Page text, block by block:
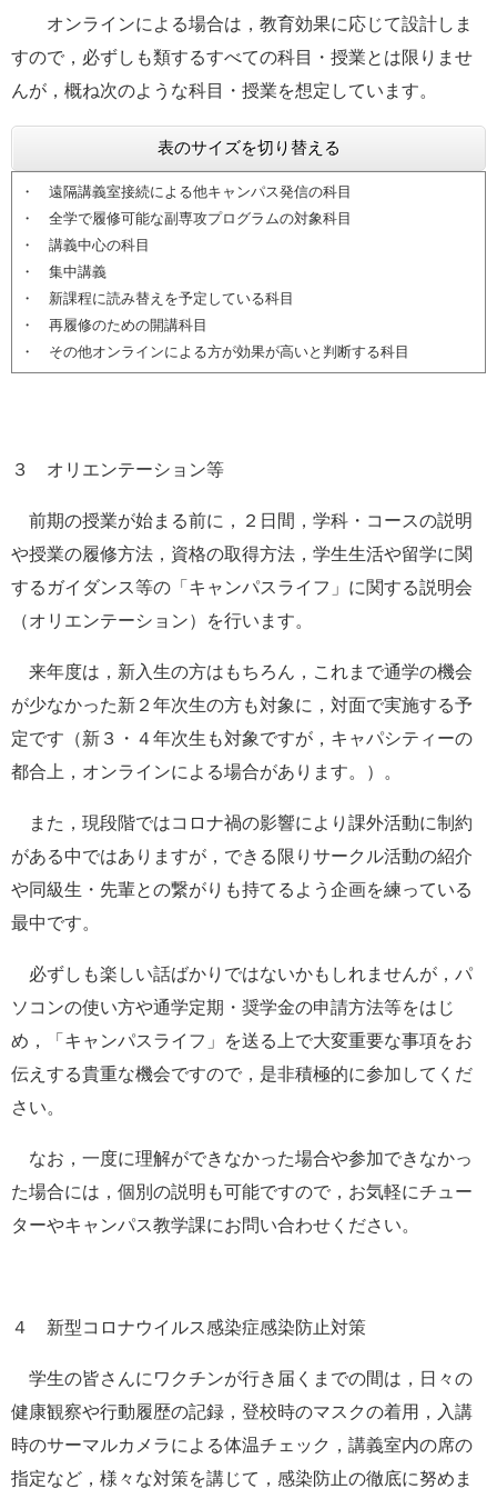
オンラインによる場合は，教育効果に応じて設計しま
すので，必ずしも類するすべての科目・授業とは限りませ
んが，概ね次のような科目・授業を想定しています。
表のサイズを切り替える
・ 遠隔講義室接続による他キャンパス発信の科目
・ 全学で履修可能な副専攻プログラムの対象科目
・ 講義中心の科目
・ 集中講義
・ 新課程に読み替えを予定している科目
・ 再履修のための開講科目
・ その他オンラインによる方が効果が高いと判断する科目
３ オリエンテーション等
前期の授業が始まる前に，２日間，学科・コースの説明
や授業の履修方法，資格の取得方法，学生生活や留学に関
するガイダンス等の「キャンパスライフ」に関する説明会
（オリエンテーション）を行います。
来年度は，新入生の方はもちろん，これまで通学の機会
が少なかった新２年次生の方も対象に，対面で実施する予
定です（新３・４年次生も対象ですが，キャパシティーの
都合上，オンラインによる場合があります。）。
また，現段階ではコロナ禍の影響により課外活動に制約
がある中ではありますが，できる限りサークル活動の紹介
や同級生・先輩との繋がりも持てるよう企画を練っている
最中です。
必ずしも楽しい話ばかりではないかもしれませんが，パ
ソコンの使い方や通学定期・奨学金の申請方法等をはじ
め，「キャンパスライフ」を送る上で大変重要な事項をお
伝えする貴重な機会ですので，是非積極的に参加してくだ
さい。
なお，一度に理解ができなかった場合や参加できなかっ
た場合には，個別の説明も可能ですので，お気軽にチュー
ターやキャンパス教学課にお問い合わせください。
４ 新型コロナウイルス感染症感染防止対策
学生の皆さんにワクチンが行き届くまでの間は，日々の
健康観察や行動履歴の記録，登校時のマスクの着用，入講
時のサーマルカメラによる体温チェック，講義室内の席の
指定など，様々な対策を講じて，感染防止の徹底に努めま